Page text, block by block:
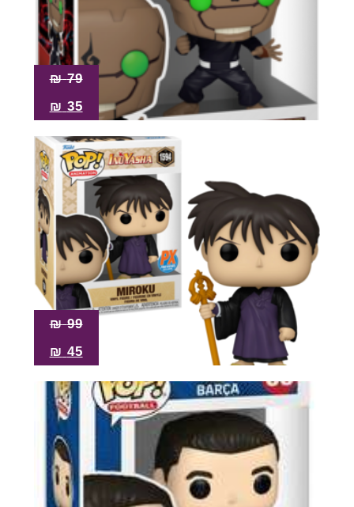
79
₪
35
₪
99
₪
45
₪